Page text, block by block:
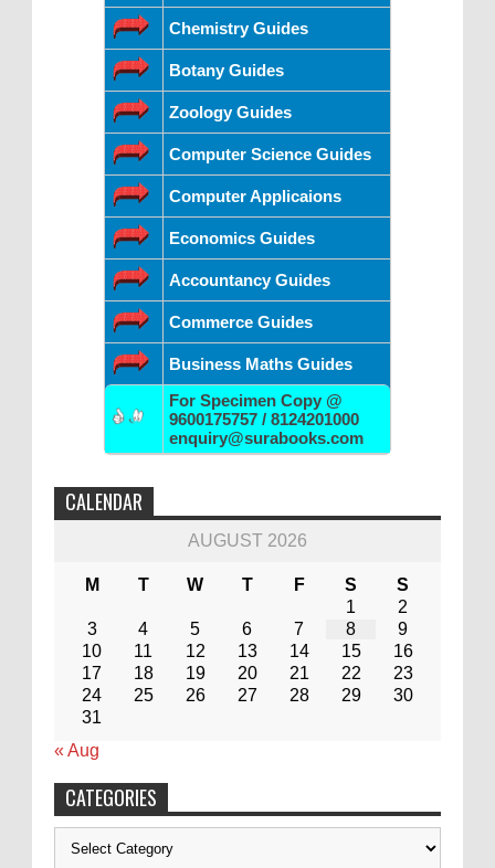
Chemistry Guides
Botany Guides
Zoology Guides
Computer Science Guides
Computer Applicaions
Economics Guides
Accountancy Guides
Commerce Guides
Business Maths Guides
For Specimen Copy @
9600175757 / 8124201000
enquiry@surabooks.com
CALENDAR
AUGUST 2026
M T W T F S
S
1
2
3
4 5 6 7 8
9
10
11 12 13 14 15
16
17
18 19 20 21 22
23
24
25 26 27 28 29
30
31
« Aug
CATEGORIES
Categories